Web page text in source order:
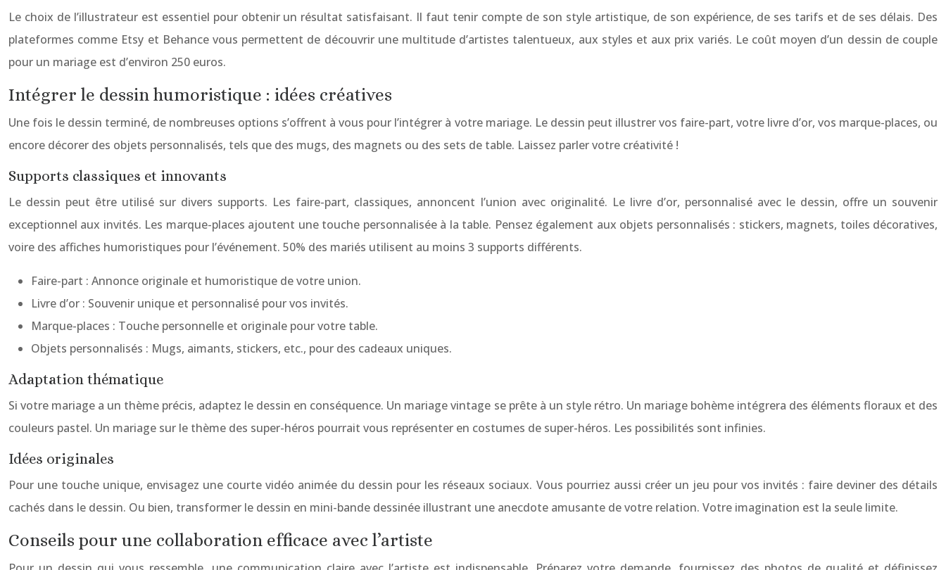
Le choix de l’illustrateur est essentiel pour obtenir un résultat satisfaisant. Il faut tenir compte de son style artistique, de son expérience, de ses tarifs et de ses délais. Des
plateformes comme Etsy et Behance vous permettent de découvrir une multitude d’artistes talentueux, aux styles et aux prix variés. Le coût moyen d’un dessin de couple
pour un mariage est d’environ 250 euros.
Intégrer le dessin humoristique : idées créatives
Une fois le dessin terminé, de nombreuses options s’offrent à vous pour l’intégrer à votre mariage. Le dessin peut illustrer vos faire-part, votre livre d’or, vos marque-places, ou
encore décorer des objets personnalisés, tels que des mugs, des magnets ou des sets de table. Laissez parler votre créativité !
Supports classiques et innovants
Le dessin peut être utilisé sur divers supports. Les faire-part, classiques, annoncent l’union avec originalité. Le livre d’or, personnalisé avec le dessin, offre un souvenir
exceptionnel aux invités. Les marque-places ajoutent une touche personnalisée à la table. Pensez également aux objets personnalisés : stickers, magnets, toiles décoratives,
voire des affiches humoristiques pour l’événement. 50% des mariés utilisent au moins 3 supports différents.
Faire-part : Annonce originale et humoristique de votre union.
Livre d’or : Souvenir unique et personnalisé pour vos invités.
Marque-places : Touche personnelle et originale pour votre table.
Objets personnalisés : Mugs, aimants, stickers, etc., pour des cadeaux uniques.
Adaptation thématique
Si votre mariage a un thème précis, adaptez le dessin en conséquence. Un mariage vintage se prête à un style rétro. Un mariage bohème intégrera des éléments floraux et des
couleurs pastel. Un mariage sur le thème des super-héros pourrait vous représenter en costumes de super-héros. Les possibilités sont infinies.
Idées originales
Pour une touche unique, envisagez une courte vidéo animée du dessin pour les réseaux sociaux. Vous pourriez aussi créer un jeu pour vos invités : faire deviner des détails
cachés dans le dessin. Ou bien, transformer le dessin en mini-bande dessinée illustrant une anecdote amusante de votre relation. Votre imagination est la seule limite.
Conseils pour une collaboration efficace avec l’artiste